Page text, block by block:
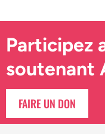
Participez
soutenant
FAIRE UN DON